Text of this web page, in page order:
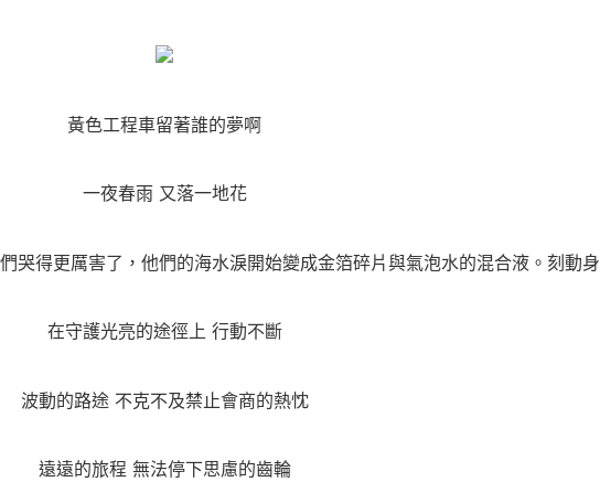
黃色工程車留著誰的夢啊
一夜春雨 又落一地花
哭得更厲害了，他們的海水淚開始變成金箔碎片與氣泡水的混合液。刻動身
在守護光亮的途徑上 行動不斷
波動的路途 不克不及禁止會商的熱忱
遠遠的旅程 無法停下思慮的齒輪